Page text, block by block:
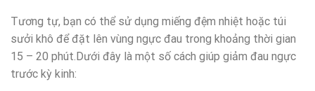
Tương tự, bạn có thể sử dụng miếng đệm nhiệt hoặc túi
sưởi khô để đặt lên vùng ngực đau trong khoảng thời gian
15 – 20 phút.Dưới đây là một số cách giúp giảm đau ngực
trước kỳ kinh: